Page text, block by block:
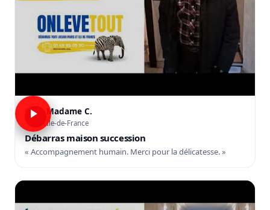
Madame C.
Île-de-France
Débarras maison succession
« Accompagnement humain. Merci pour la délicatesse. »